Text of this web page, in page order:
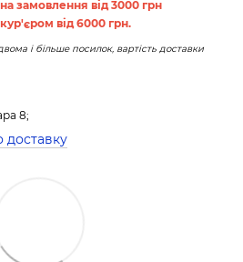
замовлення від 3000 грн
від 6000 грн.
і більше посилок, вартість доставки
8;
доставку